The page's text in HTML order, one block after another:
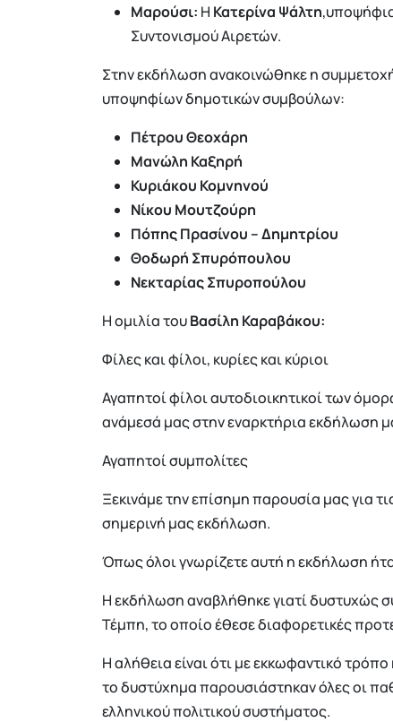
Μαρούσι: Η Κατερίνα Ψάλτη
Συντονισμού Αιρετών.
Στην εκδήλωση ανακοινώθηκε η
υποψηφίων δημοτικών συμβούλων:
Πέτρου Θεοχάρη
Μανώλη Καξηρή
Κυριάκου Κομνηνού
Νίκου Μουτζούρη
Πόπης Πρασίνου – Δημητρίου
Θοδωρή Σπυρόπουλου
Νεκταρίας Σπυροπούλου
Η ομιλία τουΒασίλη Καραβάκου:
Φίλες και φίλοι, κυρίες και κύριοι
Αγαπητοί φίλοι αυτοδιοικητικοί των
ανάμεσά μας στην εναρκτήρια εκδήλωση
Αγαπητοί συμπολίτες
Ξεκινάμε την επίσημη παρουσία μας για
σημερινή μας εκδήλωση.
Όπως όλοι γνωρίζετε αυτή η εκδήλωση
Η εκδήλωση αναβλήθηκε γιατί δυστυχώς
Τέμπη, το οποίο έθεσε διαφορετικές
Η αλήθεια είναι ότι με εκκωφαντικό
το δυστύχημα παρουσιάστηκαν όλες οι
ελληνικού πολιτικού συστήματος.